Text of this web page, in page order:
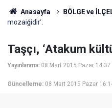
Anasayfa BÖLGE ve
mozaiğidir’.
Taşçı, ‘Atakum
Yayınlanma: 08 Mart 2015 Pazar 14:37
Güncelleme: 08 Mart 2015 Pazar